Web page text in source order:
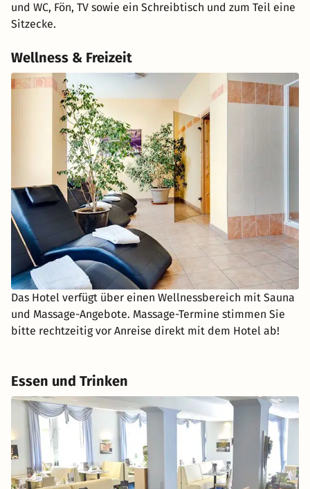
und WC, Fön, TV sowie ein Schreibtisch und zum Teil eine
Sitzecke.
Wellness & Freizeit
Das Hotel verfügt über einen Wellnessbereich mit Sauna
und Massage-Angebote. Massage-Termine stimmen Sie
bitte rechtzeitig vor Anreise direkt mit dem Hotel ab!
Essen und Trinken